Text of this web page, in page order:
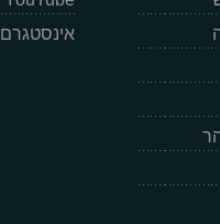
אינסטגרם